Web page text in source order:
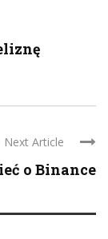
Next Article
o Binance